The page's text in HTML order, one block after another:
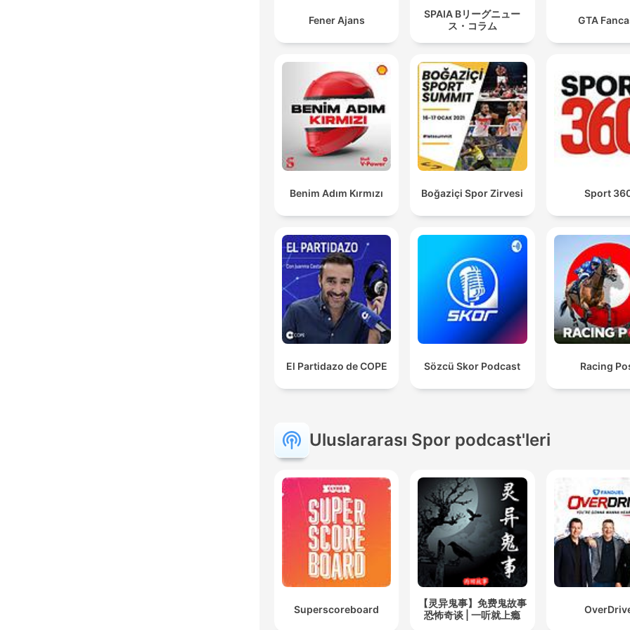
Fener Ajans
SPAIA Bリーグニュー
ス・コラム
GTA
Benim Adım Kırmızı Boğaziçi Spor Zirvesi Sport
El Partidazo de COPE Sözcü Skor Podcast Racing
Uluslararası Spor podcast'leri
Superscoreboard
【灵异鬼事】免费鬼故事
恐怖奇谈 | 一听就上瘾